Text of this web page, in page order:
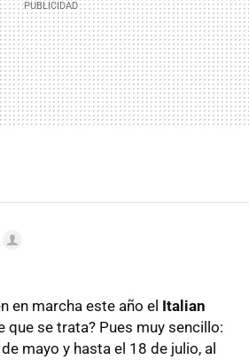
en marcha este año el Italian
que se trata? Pues muy sencillo:
mayo y hasta el 18 de julio, al